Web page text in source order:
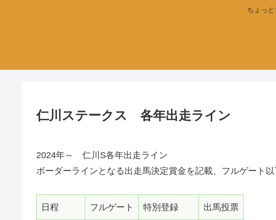
ちょっ
仁川ステークス 各年出走ライン
2024年～ 仁川S各年出走ライン
ボーダーラインとなる出走馬決定賞金を記載、フルゲート
日程 フルゲート 特別登録 出馬投票